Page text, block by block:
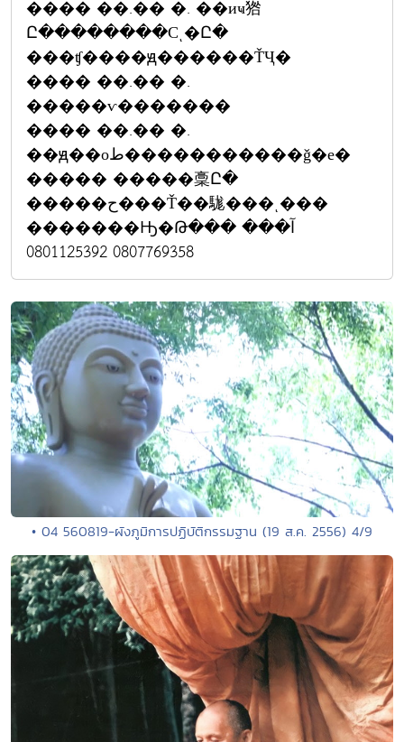
���� ��.�� �. ��иҹ㹾
Ը��������Сͺ�Ը�
���ʧ����ԭ������ŤҶ�
���� ��.�� �.
�����ѵ�������
���� ��.�� �.
��ԭ��оط�����������ǧ�е�
����� �����稾Ը�
�����ح���Ť��駹���ͺ���
�������Ԣ�Թ��� �آ��
• 04 560819-ผังภูมิการปฏิบัติกรรมฐาน (19 ส.ค. 2556) 4/9